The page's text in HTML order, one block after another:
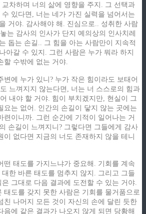
차하며 너의 삶에 영향을 주지. 그 선택과
있다면, 너는 네가 가진 실력을 넘어서는
거야. 감사해야 해. 진심으로.. 성취한 사람
는 감사의 인사가 단지 예의상의 인사치레
돕는 손길.. 그 힘을 아는 사람만이 지속적
아갈 수 있지. 그런 사람은 누가 뭐라 하지
할 수밖에 없는 거야.
변에 누가 있니? 누가 작은 힘이라도 보태어
느껴지지 않는다면, 너는 너 스스로의 힘과
내야 할 거야. 힘이 부치겠지만, 현실이 그
요는 없어. 인간의 손길이 닿지 않는 곳에는
련이니까. 그런 순간에 기적이 일어나는 거
손길이 느껴지니? 그렇다면 그들에게 감사
이 없다면 지금의 너도 존재하지 않을 테니
떤 태도를 가지느냐가 중요해. 기회를 계속
한 바른 태도를 멈추지 않지. 그리고 그들
그대로 다음 결과에 도전할 수 있는 거야.
태도를 갖지 못한 사람은 기회를 물거품으로
친 나머지 모든 것이 자신의 손에 달린 듯한
음에 같은 결과가 나오지 않게 되면 당황해